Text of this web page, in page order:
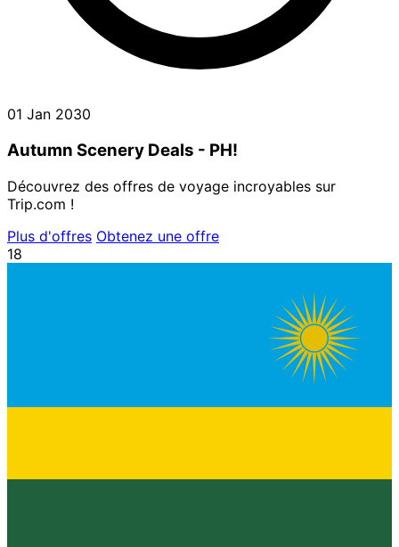
01 Jan 2030
Autumn Scenery Deals - PH!
Découvrez des offres de voyage incroyables sur
Trip.com !
Plus d'offres Obtenez une offre
18